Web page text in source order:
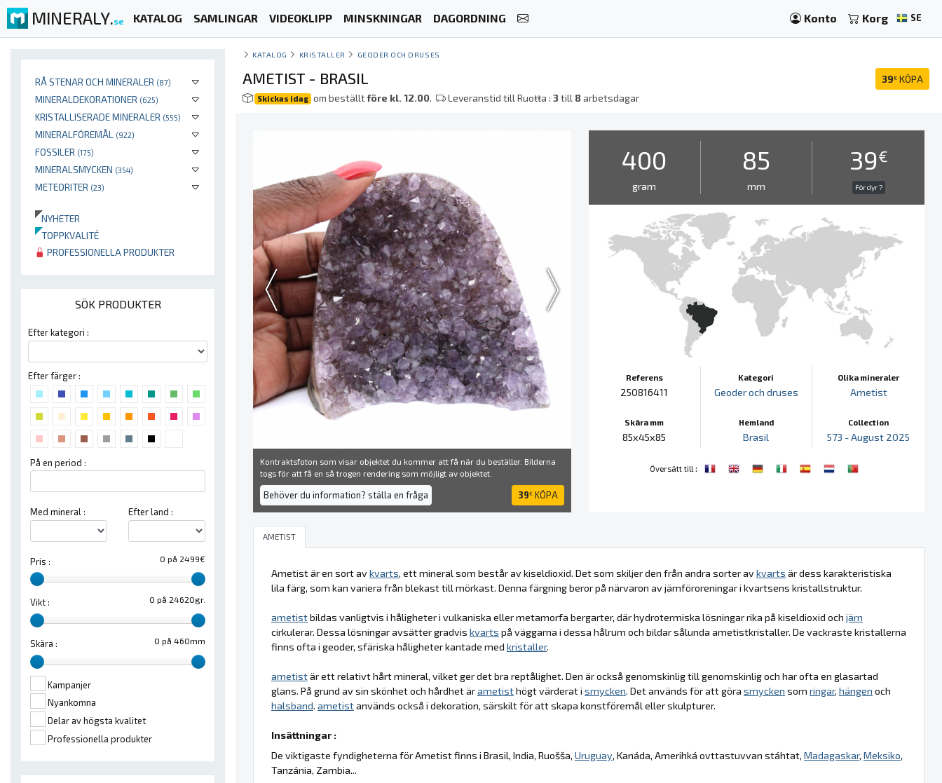
MINERALY.se KATALOG SAMLINGAR VIDEOKLIPP MINSKNINGAR DAGORDNING Konto Korg SE
RÅ STENAR OCH MINERALER (87)
MINERALDEKORATIONER (625)
KRISTALLISERADE MINERALER (555)
MINERALFÖREMÅL (922)
FOSSILER (175)
MINERALSMYCKEN (354)
METEORITER (23)
NYHETER
TOPPKVALITÉ
PROFESSIONELLA PRODUKTER
SÖK PRODUKTER
Efter kategori :
Efter färger :
På en period :
Med mineral : Efter land :
0 på 2499€
Pris :
0 på 24620gr.
Vikt :
0 på 460mm
Skära :
Kampanjer
Nyankomna
Delar av högsta kvalitet
Professionella produkter
KATALOG KRISTALLER GEODER OCH DRUSES
39€ KÖPA
AMETIST - BRASIL
Skickas idag om beställtföre kl. 12.00. Leveranstid till Ruoŧŧa :3till 8arbetsdagar
Kontraktsfoton som visar objektet du kommer att få när du beställer. Bilderna
togs för att få en så trogen rendering som möjligt av objektet.
Behöver du information? ställa en fråga 39€ KÖPA
400
gram
85
mm
39€
För dyr ?
Referens
250816411
Skära mm
85x45x85
Kategori
Geoder och druses
Hemland
Brasil
Olika mineraler
Ametist
Collection
573 - August 2025
Översätt till :
AMETIST
Ametist är en sort avkvarts, ett mineral som består av kiseldioxid. Det som skiljer den från andra sorter avkvarts är dess karakteristiska
lila färg, som kan variera från blekast till mörkast. Denna färgning beror på närvaron av järnföroreningar i kvartsens kristallstruktur.
ametistbildas vanligtvis i håligheter i vulkaniska eller metamorfa bergarter, där hydrotermiska lösningar rika på kiseldioxid och järn
cirkulerar. Dessa lösningar avsätter gradvis kvarts på väggarna i dessa hålrum och bildar sålunda ametistkristaller. De vackraste kristallerna
finns ofta i geoder, sfäriska håligheter kantade med kristaller.
ametistär ett relativt hårt mineral, vilket ger det bra reptålighet. Den är också genomskinlig till genomskinlig och har ofta en glasartad
glans. På grund av sin skönhet och hårdhet ärametisthögt värderat i smycken. Det används för att göra smycken som ringar, hängen och
halsband. ametistanvänds också i dekoration, särskilt för att skapa konstföremål eller skulpturer.
Insättningar :
De viktigaste fyndigheterna för Ametist finns i Brasil, India, Ruošša, Uruguay, Kanáda, Amerihká ovttastuvvan stáhtat, Madagaskar, Meksiko,
Tanzánia, Zambia...